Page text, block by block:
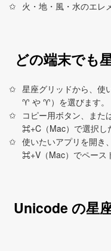
火・地・風・水のエレ
どの端末でも
星座グリッドから、使
♈︎ や ♈）を選びます。
コピー用ボタン、また
⌘+C（Mac）で選択し
使いたいアプリを開き
⌘+V（Mac）でペース
Unicode の星